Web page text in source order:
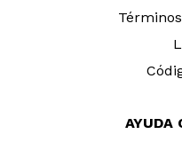
AYUDA